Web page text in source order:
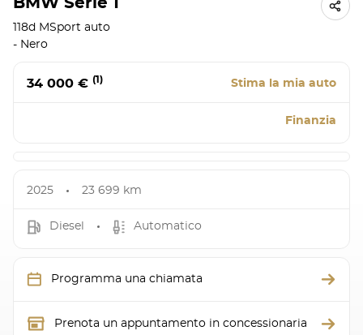
118d MSport auto
- Nero
34 000 € (1) Stima la mia auto
Finanzia
2025 23 699 km
Diesel Automatico
Programma una chiamata
Prenota un appuntamento in concessionaria